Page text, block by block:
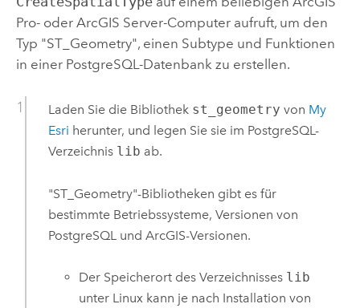
Pro- oder ArcGIS Server-Computer aufruft, um den
Typ "ST_Geometry", einen Subtype und Funktionen
in einer PostgreSQL-Datenbank zu erstellen.
Laden Sie die Bibliothek st_geometry von My
Esri herunter, und legen Sie sie im PostgreSQL-
Verzeichnis lib ab.
"ST_Geometry"-Bibliotheken gibt es für
bestimmte Betriebssysteme, Versionen von
PostgreSQL und ArcGIS-Versionen.
Der Speicherort des Verzeichnisses lib
unter Linux kann je nach Installation von